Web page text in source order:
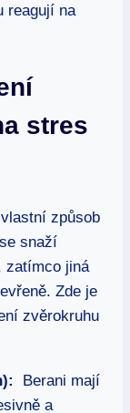
stres
způsob
snaží
zatímco jiná
Zde je
zvěrokruhu‍
⁤ Berani ⁣mají
a